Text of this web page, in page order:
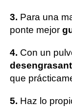
3. Para una
ponte mejor
4. Con un
que
5. Haz lo